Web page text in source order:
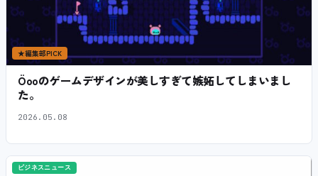
★編集部PICK
Öooのゲームデザインが美しすぎて嫉妬してしまいまし
た。
2026.05.08
ビジネスニュース